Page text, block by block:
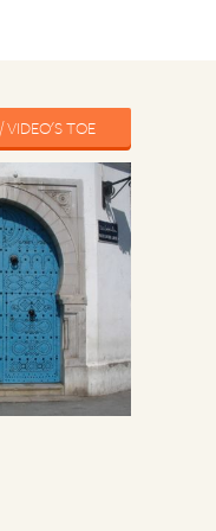
VIDEO'S TOE